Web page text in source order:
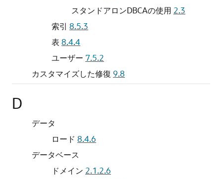
スタンドアロンDBCAの使用 2.3
索引 8.5.3
表 8.4.4
ユーザー 7.5.2
カスタマイズした修復 9.8
D
データ
ロード 8.4.6
データベース
ドメイン 2.1.2.6